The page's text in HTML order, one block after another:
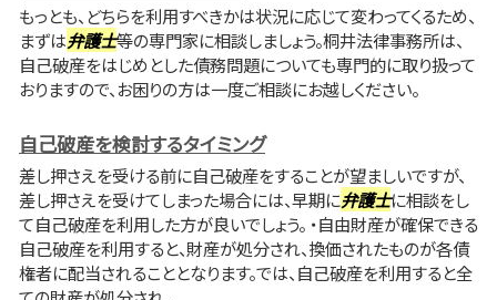
もっとも、どちらを利用すべきかは状況に応じて変わってくるため、
まずは弁護士等の専門家に相談しましょう。桐井法律事務所は、
自己破産をはじめとした債務問題についても専門的に取り扱って
おりますので、お困りの方は一度ご相談にお越しください。
自己破産を検討するタイミング
差し押さえを受ける前に自己破産をすることが望ましいですが、
差し押さえを受けてしまった場合には、早期に弁護士に相談をし
て自己破産を利用した方が良いでしょう。 ・自由財産が確保できる
自己破産を利用すると、財産が処分され、換価されたものが各債
権者に配当されることとなります。では、自己破産を利用すると全